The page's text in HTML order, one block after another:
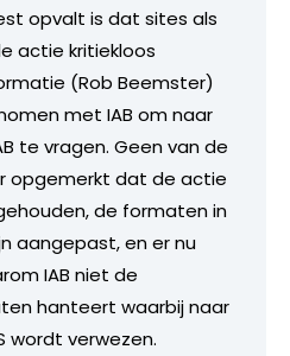
opvalt is dat sites als
actie kritiekloos
(Rob Beemster)
met IAB om naar
te vragen. Geen van de
opgemerkt dat de actie
de formaten in
aangepast, en er nu
IAB niet de
hanteert waarbij naar
wordt verwezen.